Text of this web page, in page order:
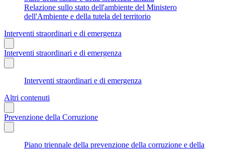
Relazione sullo stato dell'ambiente del Ministero
dell'Ambiente e della tutela del territorio
Interventi straordinari e di emergenza
Interventi straordinari e di emergenza
Interventi straordinari e di emergenza
Altri contenuti
Prevenzione della Corruzione
Piano triennale della prevenzione della corruzione e della